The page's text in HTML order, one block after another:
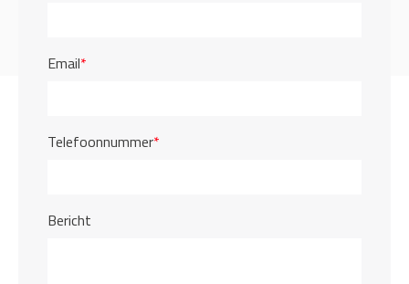
Email*
Telefoonnummer*
Bericht